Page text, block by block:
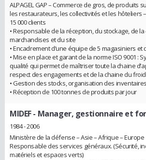
ALPAGEL GAP – Commerce de gros, de produits
les restaurateurs, les collectivités et les hôteliers
15 000 clients
• Responsable de la réception, du stockage, de
marchandises et du site
• Encadrement d’une équipe de 5 magasiniers
• Mise en place et garant de la norme ISO 9001 :
qualité qui permet de maîtriser toute la chaine
respect des engagements et de la chaine du froid
• Gestion des stocks, organisation des
• Réception de 100 tonnes de produits par jour
MIDEF- Manager, gestionnaire et
1984 - 2006
Ministère de la défense – Asie – Afrique – Europe
Responsable des services généraux. (Sécurité,
matériels et espaces verts)